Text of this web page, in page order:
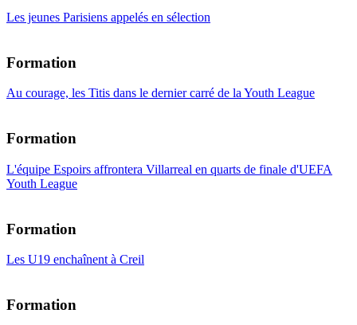
Les jeunes Parisiens appelés en sélection
Formation
Au courage, les Titis dans le dernier carré de la Youth League
Formation
L'équipe Espoirs affrontera Villarreal en quarts de finale d'UEFA
Youth League
Formation
Les U19 enchaînent à Creil
Formation